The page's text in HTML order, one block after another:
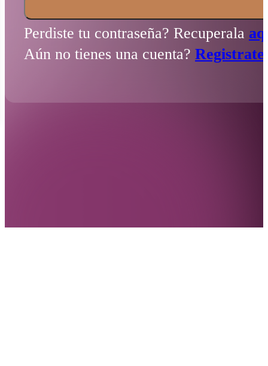
Perdiste tu contraseña? Recuperala
Aún no tienes una cuenta?